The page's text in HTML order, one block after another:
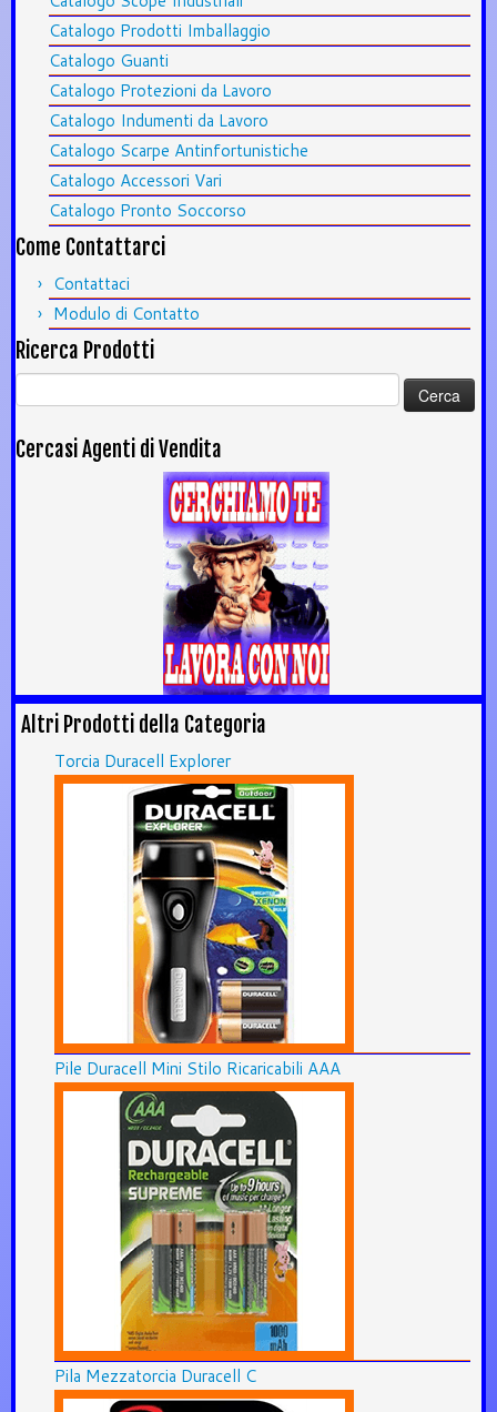
Catalogo Prodotti Imballaggio
Catalogo Guanti
Catalogo Protezioni da Lavoro
Catalogo Indumenti da Lavoro
Catalogo Scarpe Antinfortunistiche
Catalogo Accessori Vari
Catalogo Pronto Soccorso
Come Contattarci
Contattaci
Modulo di Contatto
Ricerca Prodotti
Ricerca
per:
Cercasi Agenti di Vendita
Altri Prodotti della Categoria
Torcia Duracell Explorer
Pile Duracell Mini Stilo Ricaricabili AAA
Pila Mezzatorcia Duracell C